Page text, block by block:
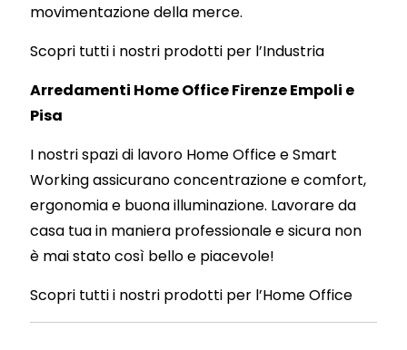
movimentazione della merce.
Scopri tutti i nostri prodotti per l’Industria
Arredamenti Home Office Firenze Empoli e
Pisa
I nostri spazi di lavoro Home Office e Smart
Working assicurano concentrazione e comfort,
ergonomia e buona illuminazione. Lavorare da
casa tua in maniera professionale e sicura non
è mai stato così bello e piacevole!
Scopri tutti i nostri prodotti per l’Home Office